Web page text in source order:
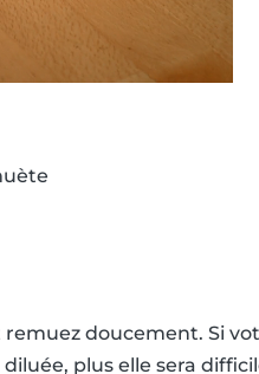
doucement. Si
plus elle sera